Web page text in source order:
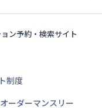
ン予約・検索サイト
制度
オーダーマンスリー